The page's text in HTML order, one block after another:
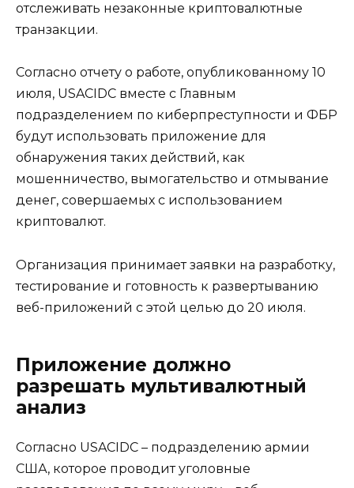
отслеживать незаконные криптовалютные
транзакции.
Согласно отчету о работе, опубликованному 10
июля, USACIDC вместе с Главным
подразделением по киберпреступности и ФБР
будут использовать приложение для
обнаружения таких действий, как
мошенничество, вымогательство и отмывание
денег, совершаемых с использованием
криптовалют.
Организация принимает заявки на разработку,
тестирование и готовность к развертыванию
веб-приложений с этой целью до 20 июля.
Приложение должно
разрешать мультивалютный
анализ
Согласно USACIDC – подразделению армии
США, которое проводит уголовные